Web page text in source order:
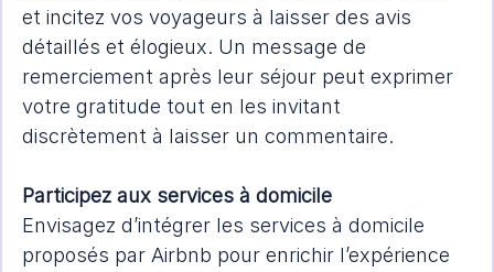
et incitez vos voyageurs à laisser des avis
détaillés et élogieux. Un message de
remerciement après leur séjour peut exprimer
votre gratitude tout en les invitant
discrètement à laisser un commentaire.
Participez aux services à domicile
Envisagez d’intégrer les services à domicile
proposés par Airbnb pour enrichir l’expérience